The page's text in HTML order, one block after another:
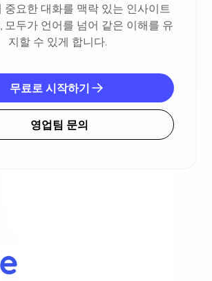
중요한 대화를 맥락 있는 인사이트
모두가 언어를 넘어 같은 이해를 유
지할 수 있게 합니다.
무료로 시작하기
영업팀 문의